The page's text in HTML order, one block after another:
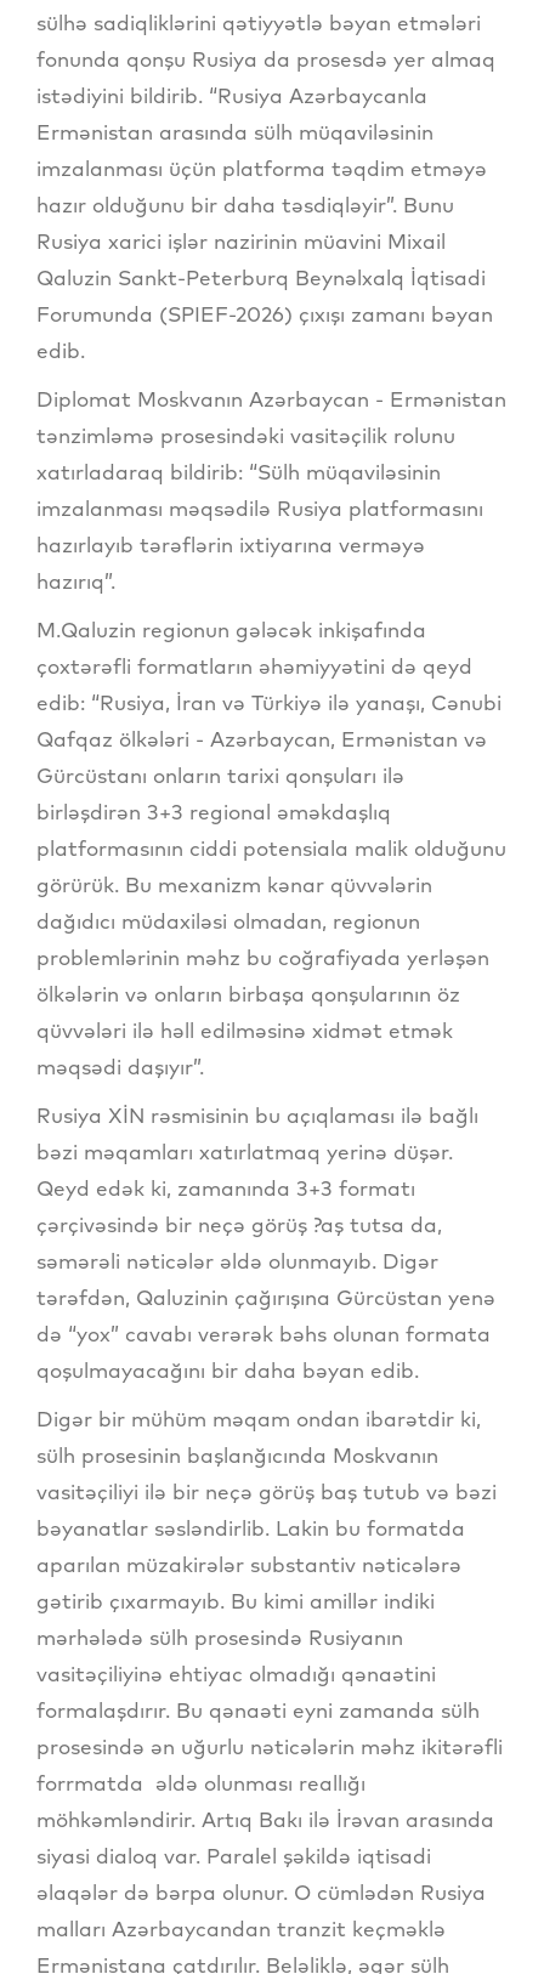
sülhə sadiqliklərini qətiyyətlə bəyan etmələri
fonunda qonşu Rusiya da prosesdə yer almaq
istədiyini bildirib. “Rusiya Azərbaycanla
Ermənistan arasında sülh müqaviləsinin
imzalanması üçün platforma təqdim etməyə
hazır olduğunu bir daha təsdiqləyir”. Bunu
Rusiya xarici işlər nazirinin müavini Mixail
Qaluzin Sankt-Peterburq Beynəlxalq İqtisadi
Forumunda (SPIEF-2026) çıxışı zamanı bəyan
edib.
Diplomat Moskvanın Azərbaycan - Ermənistan
tənzimləmə prosesindəki vasitəçilik rolunu
xatırladaraq bildirib: “Sülh müqaviləsinin
imzalanması məqsədilə Rusiya platformasını
hazırlayıb tərəflərin ixtiyarına verməyə
hazırıq”.
M.Qaluzin regionun gələcək inkişafında
çoxtərəfli formatların əhəmiyyətini də qeyd
edib: “Rusiya, İran və Türkiyə ilə yanaşı, Cənubi
Qafqaz ölkələri - Azərbaycan, Ermənistan və
Gürcüstanı onların tarixi qonşuları ilə
birləşdirən 3+3 regional əməkdaşlıq
platformasının ciddi potensiala malik olduğunu
görürük. Bu mexanizm kənar qüvvələrin
dağıdıcı müdaxiləsi olmadan, regionun
problemlərinin məhz bu coğrafiyada yerləşən
ölkələrin və onların birbaşa qonşularının öz
qüvvələri ilə həll edilməsinə xidmət etmək
məqsədi daşıyır”.
Rusiya XİN rəsmisinin bu açıqlaması ilə bağlı
bəzi məqamları xatırlatmaq yerinə düşər.
Qeyd edək ki, zamanında 3+3 formatı
çərçivəsində bir neçə görüş ?aş tutsa da,
səmərəli nəticələr əldə olunmayıb. Digər
tərəfdən, Qaluzinin çağırışına Gürcüstan yenə
də “yox” cavabı verərək bəhs olunan formata
qoşulmayacağını bir daha bəyan edib.
Digər bir mühüm məqam ondan ibarətdir ki,
sülh prosesinin başlanğıcında Moskvanın
vasitəçiliyi ilə bir neçə görüş baş tutub və bəzi
bəyanatlar səsləndirlib. Lakin bu formatda
aparılan müzakirələr substantiv nəticələrə
gətirib çıxarmayıb. Bu kimi amillər indiki
mərhələdə sülh prosesində Rusiyanın
vasitəçiliyinə ehtiyac olmadığı qənaətini
formalaşdırır. Bu qənaəti eyni zamanda sülh
prosesində ən uğurlu nəticələrin məhz ikitərəfli
forrmatda əldə olunması reallığı
möhkəmləndirir. Artıq Bakı ilə İrəvan arasında
siyasi dialoq var. Paralel şəkildə iqtisadi
əlaqələr də bərpa olunur. O cümlədən Rusiya
malları Azərbaycandan tranzit keçməklə
Ermənistana çatdırılır. Beləliklə, əgər sülh